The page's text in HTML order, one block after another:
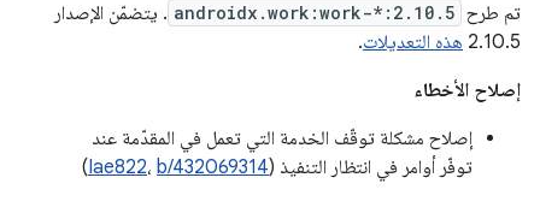
تم طرح androidx.work:work-*:2.10.5 . يتضمّن الإصدار
2.10.5 هذه التعديلات.
إصلاح الأخطاء
إصلاح مشكلة توقّف الخدمة التي تعمل في المقدّمة عند
توفّر أوامر في انتظار التنفيذ (
Iae822، b/432069314
)